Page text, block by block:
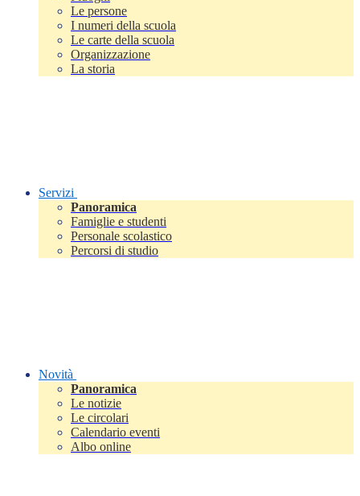
Le persone
I numeri della scuola
Le carte della scuola
Organizzazione
La storia
Servizi
Panoramica
Famiglie e studenti
Personale scolastico
Percorsi di studio
Novità
Panoramica
Le notizie
Le circolari
Calendario eventi
Albo online